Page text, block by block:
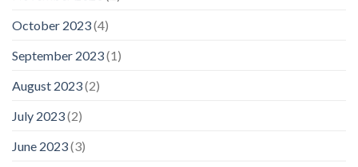
October 2023(4)
September 2023(1)
August 2023(2)
July 2023(2)
June 2023(3)